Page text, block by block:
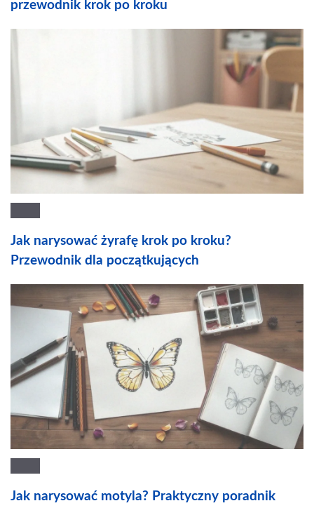
przewodnik krok po kroku
Jak narysować żyrafę krok po kroku?
Przewodnik dla początkujących
Jak narysować motyla? Praktyczny poradnik